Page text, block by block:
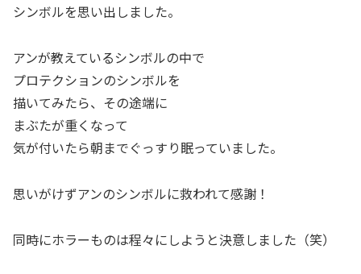
シンボルを思い出しました。
アンが教えているシンボルの中で
プロテクションのシンボルを
描いてみたら、その途端に
まぶたが重くなって
気が付いたら朝までぐっすり眠っていました。
思いがけずアンのシンボルに救われて感謝！
同時にホラーものは程々にしようと決意しました（笑）